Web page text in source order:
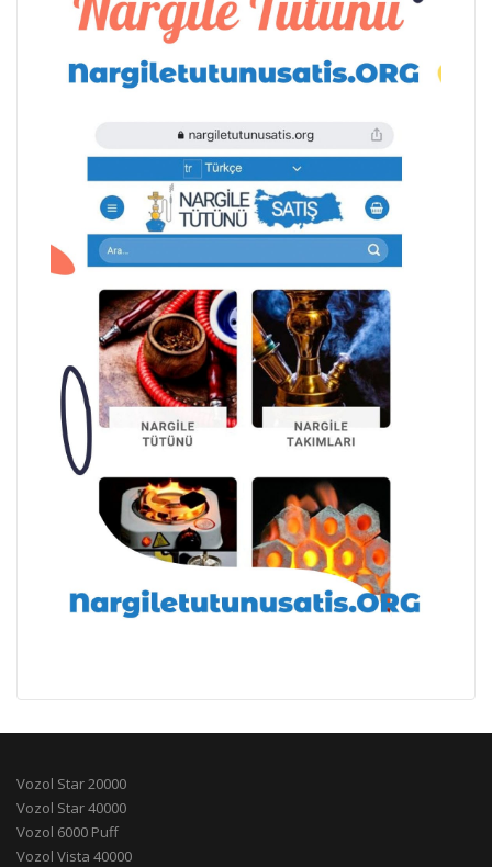
Vozol Star 20000
Vozol Star 40000
Vozol 6000 Puff
Vozol Vista 40000